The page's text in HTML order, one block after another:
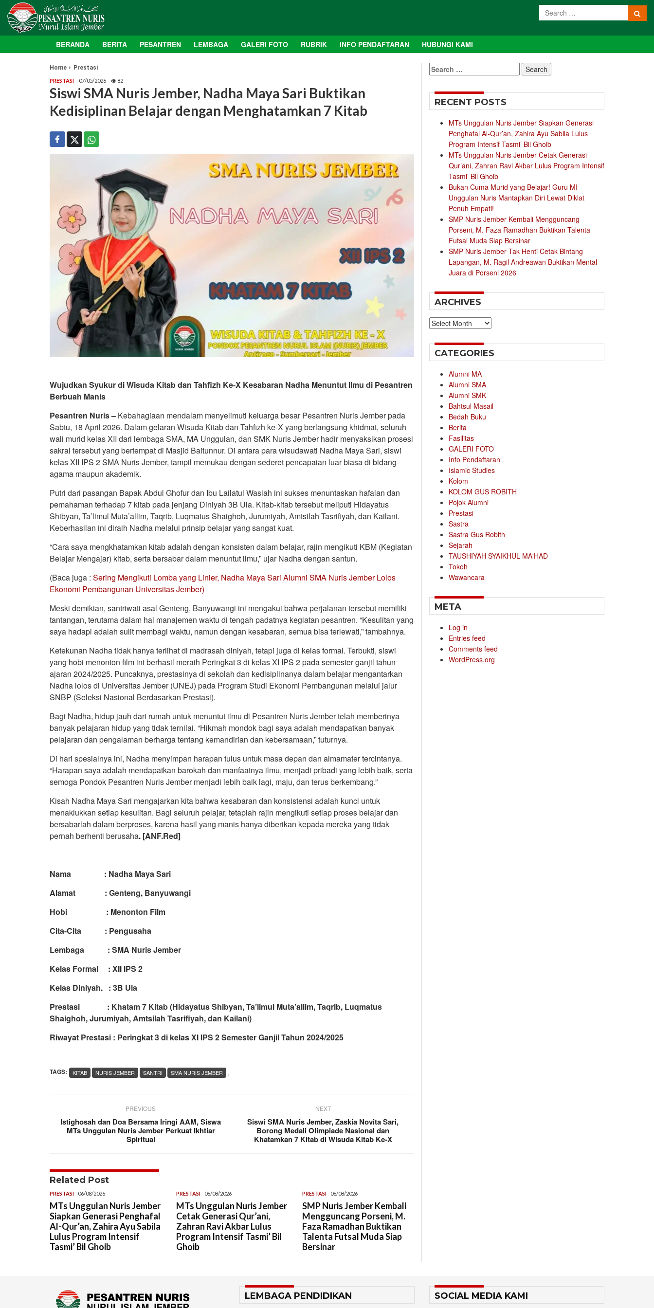
BERANDA BERITA PESANTREN LEMBAGA GALERI FOTO RUBRIK INFO PENDAFTARAN HUBUNGI KAMI
Home Prestasi
PRESTASI 07/05/2026 82
Siswi SMA Nuris Jember, Nadha Maya Sari Buktikan
Kedisiplinan Belajar dengan Menghatamkan 7 Kitab
Wujudkan Syukur di Wisuda Kitab dan Tahfizh Ke-X Kesabaran Nadha Menuntut Ilmu di Pesantren
Berbuah Manis
Pesantren Nuris – Kebahagiaan mendalam menyelimuti keluarga besar Pesantren Nuris Jember pada
Sabtu, 18 April 2026. Dalam gelaran Wisuda Kitab dan Tahfizh ke-X yang berlangsung khidmat, seluruh
wali murid kelas XII dari lembaga SMA, MA Unggulan, dan SMK Nuris Jember hadir menyaksikan prosesi
sakral tersebut yang bertempat di Masjid Baitunnur. Di antara para wisudawati Nadha Maya Sari, siswi
kelas XII IPS 2 SMA Nuris Jember, tampil memukau dengan sederet pencapaian luar biasa di bidang
agama maupun akademik.
Putri dari pasangan Bapak Abdul Ghofur dan Ibu Lailatul Wasiah ini sukses menuntaskan hafalan dan
pemahaman terhadap 7 kitab pada jenjang Diniyah 3B Ula. Kitab-kitab tersebut meliputi Hidayatus
Shibyan, Ta’limul Muta’allim, Taqrib, Luqmatus Shaighoh, Jurumiyah, Amtsilah Tasrifiyah, dan Kailani.
Keberhasilan ini diraih Nadha melalui prinsip belajar yang sangat kuat.
“Cara saya mengkhatamkan kitab adalah dengan konsisten dalam belajar, rajin mengikuti KBM (Kegiatan
Belajar Mengajar) kitab, serta bersabar dalam menuntut ilmu,” ujar Nadha dengan santun.
(Baca juga : Sering Mengikuti Lomba yang Linier, Nadha Maya Sari Alumni SMA Nuris Jember Lolos
Ekonomi Pembangunan Universitas Jember)
Meski demikian, santriwati asal Genteng, Banyuwangi ini mengakui bahwa perjalanan tersebut memiliki
tantangan, terutama dalam hal manajemen waktu di tengah padatnya kegiatan pesantren. “Kesulitan yang
saya hadapi adalah sulit membagi waktu, namun dengan kesabaran, semua bisa terlewati,” tambahnya.
Ketekunan Nadha tidak hanya terlihat di madrasah diniyah, tetapi juga di kelas formal. Terbukti, siswi
yang hobi menonton film ini berhasil meraih Peringkat 3 di kelas XI IPS 2 pada semester ganjil tahun
ajaran 2024/2025. Puncaknya, prestasinya di sekolah dan kedisiplinanya dalam belajar mengantarkan
Nadha lolos di Universitas Jember (UNEJ) pada Program Studi Ekonomi Pembangunan melalui jalur
SNBP (Seleksi Nasional Berdasarkan Prestasi).
Bagi Nadha, hidup jauh dari rumah untuk menuntut ilmu di Pesantren Nuris Jember telah memberinya
banyak pelajaran hidup yang tidak ternilai. “Hikmah mondok bagi saya adalah mendapatkan banyak
pelajaran dan pengalaman berharga tentang kemandirian dan kebersamaan,” tuturnya.
Di hari spesialnya ini, Nadha menyimpan harapan tulus untuk masa depan dan almamater tercintanya.
“Harapan saya adalah mendapatkan barokah dan manfaatnya ilmu, menjadi pribadi yang lebih baik, serta
semoga Pondok Pesantren Nuris Jember menjadi lebih baik lagi, maju, dan terus berkembang.”
Kisah Nadha Maya Sari mengajarkan kita bahwa kesabaran dan konsistensi adalah kunci untuk
menaklukkan setiap kesulitan. Bagi seluruh pelajar, tetaplah rajin mengikuti setiap proses belajar dan
bersabarlah dalam berproses, karena hasil yang manis hanya diberikan kepada mereka yang tidak
pernah berhenti berusaha. [ANF.Red]
Nama : Nadha Maya Sari
Alamat : Genteng, Banyuwangi
Hobi : Menonton Film
Cita-Cita : Pengusaha
Lembaga : SMA Nuris Jember
Kelas Formal : XII IPS 2
Kelas Diniyah. : 3B Ula
Prestasi : Khatam 7 Kitab (Hidayatus Shibyan, Ta’limul Muta’allim, Taqrib, Luqmatus
Shaighoh, Jurumiyah, Amtsilah Tasrifiyah, dan Kailani)
Riwayat Prestasi : Peringkat 3 di kelas XI IPS 2 Semester Ganjil Tahun 2024/2025
TAGS: ,
KITAB NURIS JEMBER SANTRI SMA NURIS JEMBER
PREVIOUS
Istighosah dan Doa Bersama Iringi AAM, Siswa
MTs Unggulan Nuris Jember Perkuat Ikhtiar
Spiritual
NEXT
Siswi SMA Nuris Jember, Zaskia Novita Sari,
Borong Medali Olimpiade Nasional dan
Khatamkan 7 Kitab di Wisuda Kitab Ke-X
Related Post
PRESTASI 06/08/2026
MTs Unggulan Nuris Jember
Siapkan Generasi Penghafal
Al-Qur’an, Zahira Ayu Sabila
Lulus Program Intensif
Tasmi’ Bil Ghoib
PRESTASI 06/08/2026
MTs Unggulan Nuris Jember
Cetak Generasi Qur’ani,
Zahran Ravi Akbar Lulus
Program Intensif Tasmi’ Bil
Ghoib
PRESTASI 06/08/2026
SMP Nuris Jember Kembali
Mengguncang Porseni, M.
Faza Ramadhan Buktikan
Talenta Futsal Muda Siap
Bersinar
Search
for:
RECENT POSTS
MTs Unggulan Nuris Jember Siapkan Generasi
Penghafal Al-Qur’an, Zahira Ayu Sabila Lulus
Program Intensif Tasmi’ Bil Ghoib
MTs Unggulan Nuris Jember Cetak Generasi
Qur’ani, Zahran Ravi Akbar Lulus Program Intensif
Tasmi’ Bil Ghoib
Bukan Cuma Murid yang Belajar! Guru MI
Unggulan Nuris Mantapkan Diri Lewat Diklat
Penuh Empati!
SMP Nuris Jember Kembali Mengguncang
Porseni, M. Faza Ramadhan Buktikan Talenta
Futsal Muda Siap Bersinar
SMP Nuris Jember Tak Henti Cetak Bintang
Lapangan, M. Ragil Andreawan Buktikan Mental
Juara di Porseni 2026
ARCHIVES
Archives
CATEGORIES
Alumni MA
Alumni SMA
Alumni SMK
Bahtsul Masail
Bedah Buku
Berita
Fasilitas
GALERI FOTO
Info Pendaftaran
Islamic Studies
Kolom
KOLOM GUS ROBITH
Pojok Alumni
Prestasi
Sastra
Sastra Gus Robith
Sejarah
TAUSHIYAH SYAIKHUL MA'HAD
Tokoh
Wawancara
META
Log in
Entries feed
Comments feed
WordPress.org
LEMBAGA PENDIDIKAN SOCIAL MEDIA KAMI